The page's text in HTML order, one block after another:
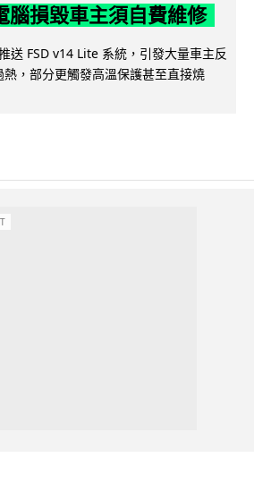
腦損毀車主須自費維修
送 FSD v14 Lite 系統，引發大量車主反
，部分更觸發高溫保護甚至直接燒